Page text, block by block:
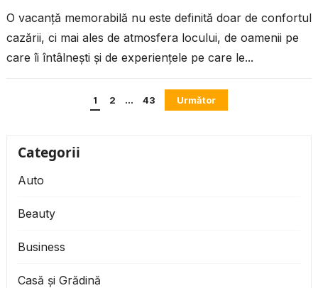
O vacanță memorabilă nu este definită doar de confortul
cazării, ci mai ales de atmosfera locului, de oamenii pe
care îi întâlnești și de experiențele pe care le...
1 2 … 43 Următor
Categorii
Auto
Beauty
Business
Casă și Grădină